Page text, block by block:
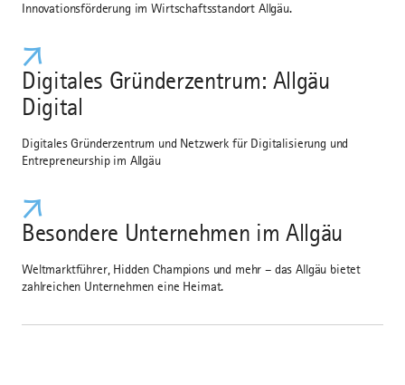
Innovationsförderung im Wirtschaftsstandort Allgäu.
Digitales Gründerzentrum: Allgäu
Digital
Digitales Gründerzentrum und Netzwerk für Digitalisierung und
Entrepreneurship im Allgäu
Besondere Unternehmen im Allgäu
Weltmarktführer, Hidden Champions und mehr – das Allgäu bietet
zahlreichen Unternehmen eine Heimat.